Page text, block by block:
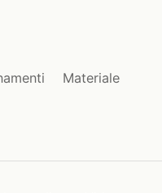
Materiale